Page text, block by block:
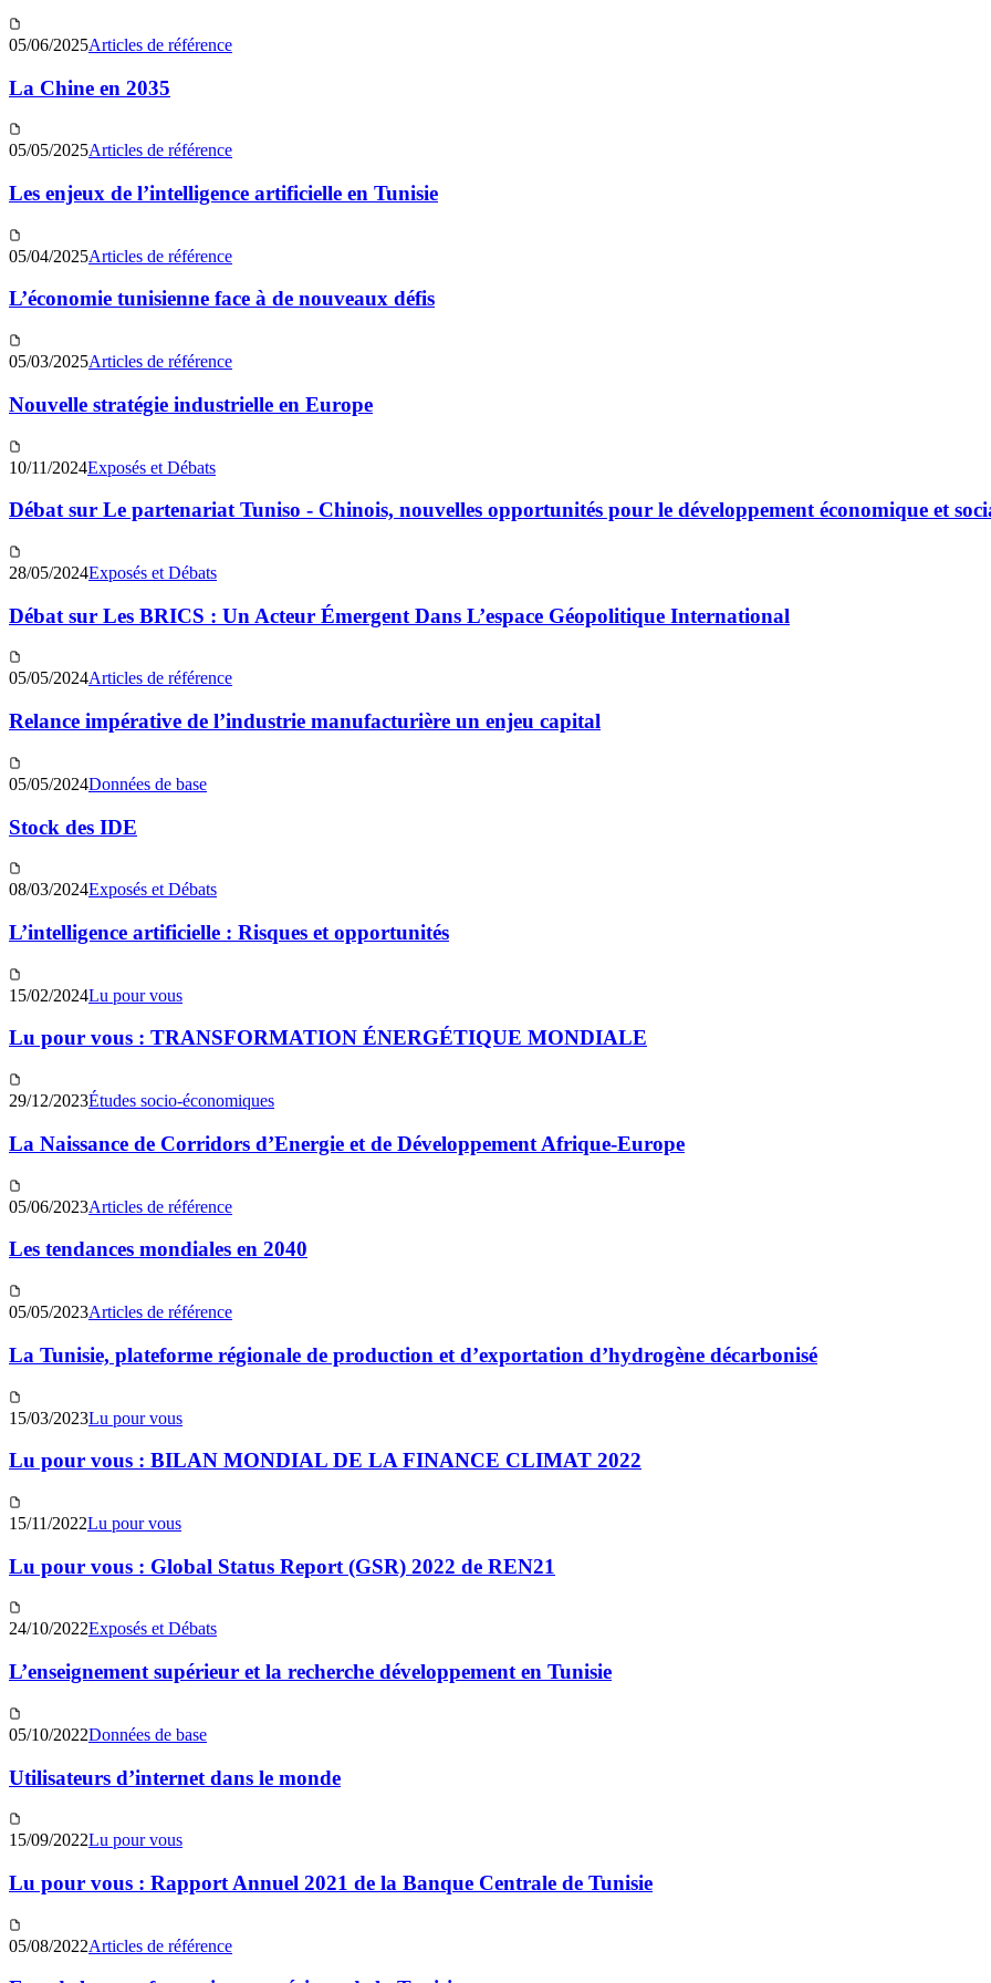
05/06/2025Articles de référence
La Chine en 2035
05/05/2025Articles de référence
Les enjeux de l’intelligence artificielle en Tunisie
05/04/2025Articles de référence
L’économie tunisienne face à de nouveaux défis
05/03/2025Articles de référence
Nouvelle stratégie industrielle en Europe
10/11/2024Exposés et Débats
Débat sur Le partenariat Tuniso - Chinois, nouvelles opportunités pour le développement économique et
28/05/2024Exposés et Débats
Débat sur Les BRICS : Un Acteur Émergent Dans L’espace Géopolitique International
05/05/2024Articles de référence
Relance impérative de l’industrie manufacturière un enjeu capital
05/05/2024Données de base
Stock des IDE
08/03/2024Exposés et Débats
L’intelligence artificielle : Risques et opportunités
15/02/2024Lu pour vous
Lu pour vous : TRANSFORMATION ÉNERGÉTIQUE MONDIALE
29/12/2023Études socio-économiques
La Naissance de Corridors d’Energie et de Développement Afrique-Europe
05/06/2023Articles de référence
Les tendances mondiales en 2040
05/05/2023Articles de référence
La Tunisie, plateforme régionale de production et d’exportation d’hydrogène décarbonisé
15/03/2023Lu pour vous
Lu pour vous : BILAN MONDIAL DE LA FINANCE CLIMAT 2022
15/11/2022Lu pour vous
Lu pour vous : Global Status Report (GSR) 2022 de REN21
24/10/2022Exposés et Débats
L’enseignement supérieur et la recherche développement en Tunisie
05/10/2022Données de base
Utilisateurs d’internet dans le monde
15/09/2022Lu pour vous
Lu pour vous : Rapport Annuel 2021 de la Banque Centrale de Tunisie
05/08/2022Articles de référence